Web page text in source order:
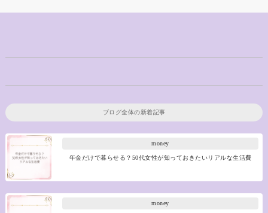
ブログ全体の新着記事
money
年金だけで暮らせる？50代女性が知っておきたいリアルな生活費
money